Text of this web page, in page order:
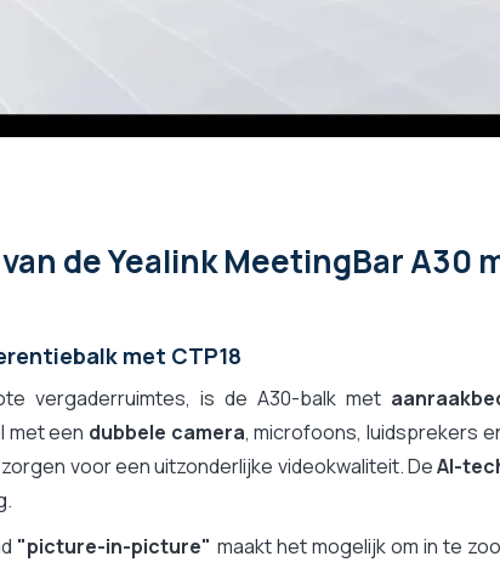
van de Yealink MeetingBar A30
met CTP18
vergaderruimtes, is de A30-balk met
met een dubbele camera, microfoons, luidsprekers
zorgen voor een uitzonderlijke videokwaliteit. DeAI-
"picture-in-picture" maakt het mogelijk om in te